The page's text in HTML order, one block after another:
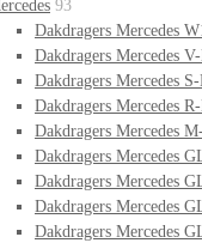
93
Dakdragers Mercedes
Dakdragers Mercedes
Dakdragers Mercedes S-
Dakdragers Mercedes
Dakdragers Mercedes
Dakdragers Mercedes
Dakdragers Mercedes
Dakdragers Mercedes
Dakdragers Mercedes